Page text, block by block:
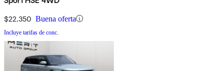
$22,350 Buena oferta
Incluye tarifas de conc.